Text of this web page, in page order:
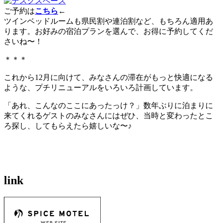
ご予約はこちら ←
ツインベッドルームも県民割や連泊割など、もちろん適用あ
ります。お好みの宿泊プランを選んで、お得に予約してくだ
さいね〜！
＊＊＊
これから12月に向けて、みなさんの滞在がもっと快適になる
ような、プチリニューアルをいろいろ計画しています。
「あれ、こんなのここにあったっけ？」数年ぶりに泊まりに
来てくれるゲストのみなさんにはぜひ、当時と変わったとこ
ろ探し、してもらえたら嬉しいな〜♪
link